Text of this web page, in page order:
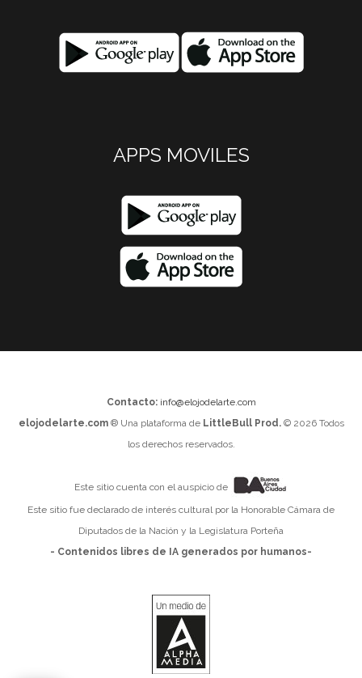
APPS MOVILES
Contacto: info@elojodelarte.com
elojodelarte.com® Una plataforma de LittleBull Prod.© 2026 Todos
los derechos reservados.
Este sitio cuenta con el auspicio de
Este sitio fue declarado de interés cultural por la Honorable Cámara de
Diputados de la Nación y la Legislatura Porteña
- Contenidos libres de IA generados por humanos-